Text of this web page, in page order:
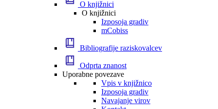
O knjižnici
O knjižnici
Izposoja gradiv
mCobiss
Bibliografije raziskovalcev
Odprta znanost
Uporabne povezave
Vpis v knjižnico
Izposoja gradiv
Navajanje virov